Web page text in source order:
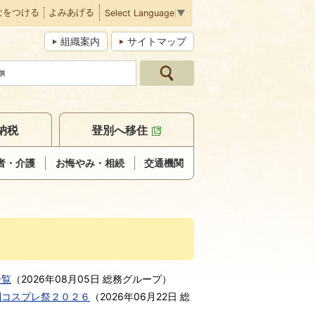
をつける よみあげる Select Language ▼
組織案内 サイトマップ
・介護 お悔やみ・相続 交通機関
税 登別へ移住
（2026年08月05日 総務グループ）
スプレ祭２０２６
（2026年06月22日 総